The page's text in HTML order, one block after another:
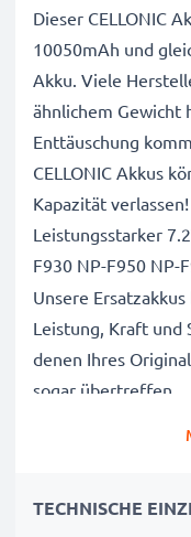
Dieser CELLONIC
10050mAh und
Akku. Viele
ähnlichem Gewicht
Enttäuschung
CELLONIC Akkus
Kapazität verlassen!
Leistungsstarker
F930 NP-F950 NP-
Unsere
Leistung, Kraft und
denen Ihres
sogar übertreffen.
TECHNISCHE